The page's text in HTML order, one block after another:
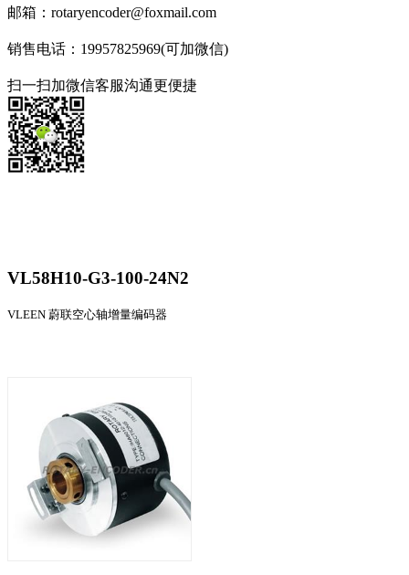
邮箱：rotaryencoder@foxmail.com
销售电话：19957825969(可加微信)
扫一扫加微信客服沟通更便捷
VL58H10-G3-100-24N2
VLEEN 蔚联空心轴增量编码器